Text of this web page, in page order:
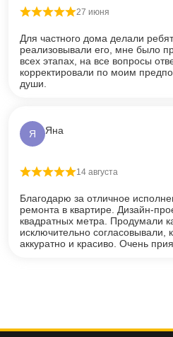
Оценка 5из 5
27 июня
Для частного дома делали
реализовывали его, мне было
всех этапах, на все вопросы
корректировали по моим
души.
Я Яна
Оценка5из 5
14 августа
Благодарю за отличное
ремонта в квартире. Дизайн-
квадратных метра. Продумали
исключительно согласовывали,
аккуратно и красиво. Очень